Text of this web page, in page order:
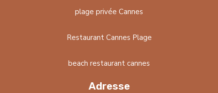
plage privée Cannes
Restaurant Cannes Plage
beach restaurant cannes
Adresse